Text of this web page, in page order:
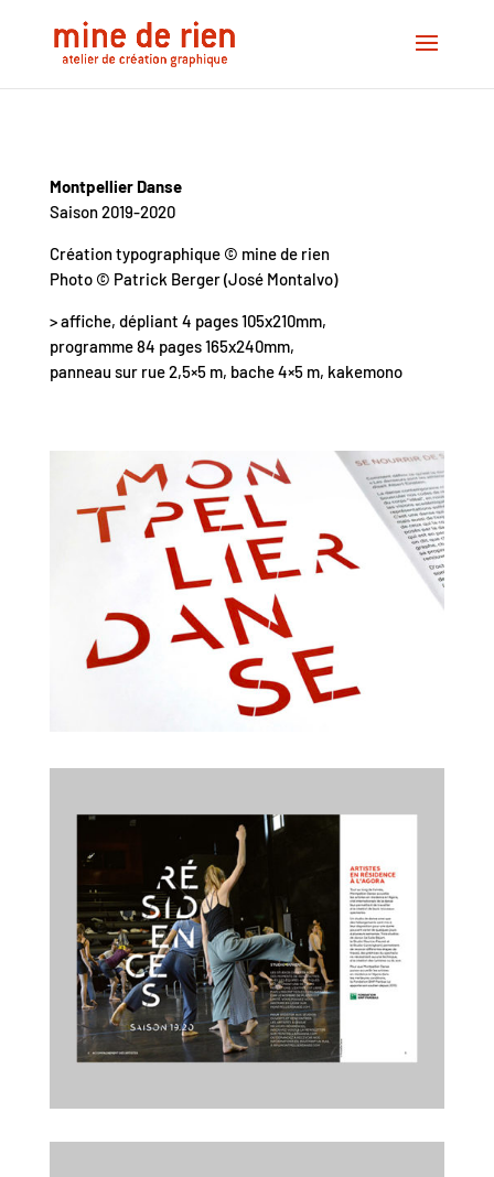
Montpellier Danse
Saison 2019-2020
Création typographique © mine de rien
Photo © Patrick Berger (José Montalvo)
> affiche, dépliant 4 pages 105x210mm,
programme 84 pages 165x240mm,
panneau sur rue 2,5×5 m, bache 4×5 m, kakemono